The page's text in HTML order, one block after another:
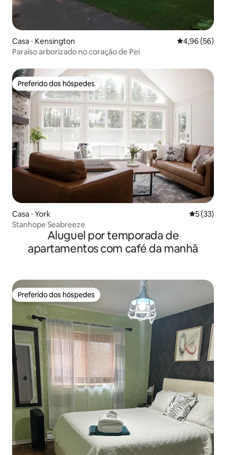
Casa ⋅ Kensington 4,96 de uma
4,96 (56)
Paraíso arborizado no coração de Pei
Preferido dos hóspedes
Preferido dos hóspedes
Casa ⋅ York 5 de uma
5 (33)
Stanhope Seabreeze
Aluguel por temporada de
apartamentos com café da manhã
Preferido dos hóspedes
Preferido dos hóspedes